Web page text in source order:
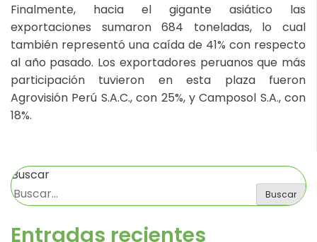
Finalmente, hacia el gigante asiático las
exportaciones sumaron 684 toneladas, lo cual
también representó una caída de 41% con respecto
al año pasado. Los exportadores peruanos que más
participación tuvieron en esta plaza fueron
Agrovisión Perú S.A.C., con 25%, y Camposol S.A., con
18%.
Buscar
Buscar
Entradas recientes